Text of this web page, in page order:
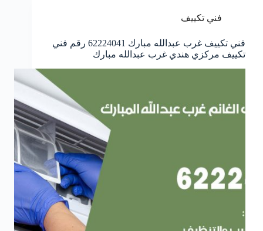
فني تكييف
فني تكييف غرب عبدالله مبارك 62224041 رقم فني
تكييف مركزي هندي غرب عبدالله مبارك